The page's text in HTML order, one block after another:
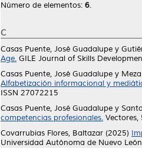
Número de elementos: 6.
C
Casas Puente, José Guadalupe y
Age. GILE Journal of Skills
Casas Puente, José Guadalupe y
Alfabetización informacional y
ISSN 27072215
Casas Puente, José Guadalupe y
competencias profesionales. Vectores,
Covarrubias Flores, Baltazar (2025)
Universidad Autónoma de Nuevo